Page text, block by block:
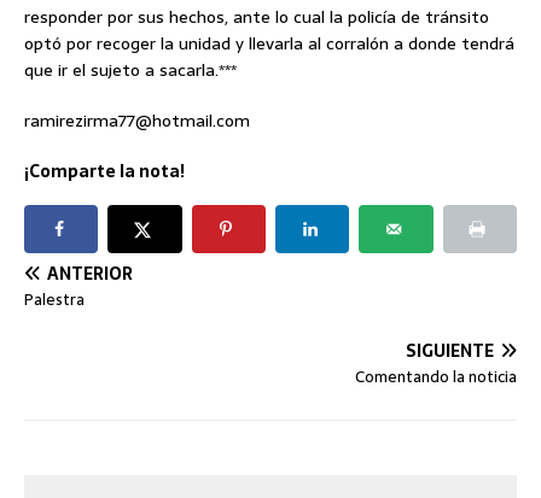
responder por sus hechos, ante lo cual la policía de tránsito
optó por recoger la unidad y llevarla al corralón a donde tendrá
que ir el sujeto a sacarla.***
ramirezirma77@hotmail.com
¡Comparte la nota!
ANTERIOR
Palestra
SIGUIENTE
Comentando la noticia